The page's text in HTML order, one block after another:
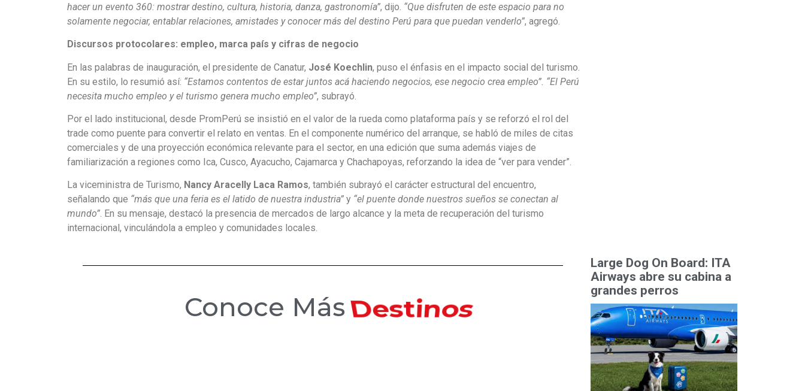
hacer un evento 360: mostrar destino, cultura, historia, danza, gastronomía”, dijo. “Que disfruten de este espacio para no
solamente negociar, entablar relaciones, amistades y conocer más del destino Perú para que puedan venderlo”, agregó.
Discursos protocolares: empleo, marca país y cifras de negocio
En las palabras de inauguración, el presidente de Canatur, José Koechlin, puso el énfasis en el impacto social del turismo.
En su estilo, lo resumió así: “Estamos contentos de estar juntos acá haciendo negocios, ese negocio crea empleo”. “El Perú
necesita mucho empleo y el turismo genera mucho empleo”, subrayó.
Por el lado institucional, desde PromPerú se insistió en el valor de la rueda como plataforma país y se reforzó el rol del
trade como puente para convertir el relato en ventas. En el componente numérico del arranque, se habló de miles de citas
comerciales y de una proyección económica relevante para el sector, en una edición que suma además viajes de
familiarización a regiones como Ica, Cusco, Ayacucho, Cajamarca y Chachapoyas, reforzando la idea de “ver para vender”.
La viceministra de Turismo, Nancy Aracelly Laca Ramos, también subrayó el carácter estructural del encuentro,
señalando que “más que una feria es el latido de nuestra industria” y “el puente donde nuestros sueños se conectan al
mundo”. En su mensaje, destacó la presencia de mercados de largo alcance y la meta de recuperación del turismo
internacional, vinculándola a empleo y comunidades locales.
Conoce MásHoteles
Large Dog On Board: ITA
Airways abre su cabina a
grandes perros